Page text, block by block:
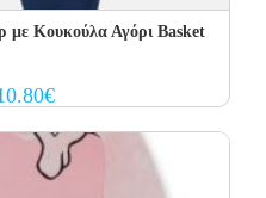
με Κουκούλα Αγόρι Basket
18.00€.
€Current
price
10.80€.